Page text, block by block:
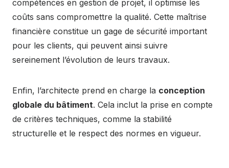
compétences en gestion de projet, il optimise les
coûts sans compromettre la qualité. Cette maîtrise
financière constitue un gage de sécurité important
pour les clients, qui peuvent ainsi suivre
sereinement l’évolution de leurs travaux.
Enfin, l’architecte prend en charge la conception
globale du bâtiment. Cela inclut la prise en compte
de critères techniques, comme la stabilité
structurelle et le respect des normes en vigueur.